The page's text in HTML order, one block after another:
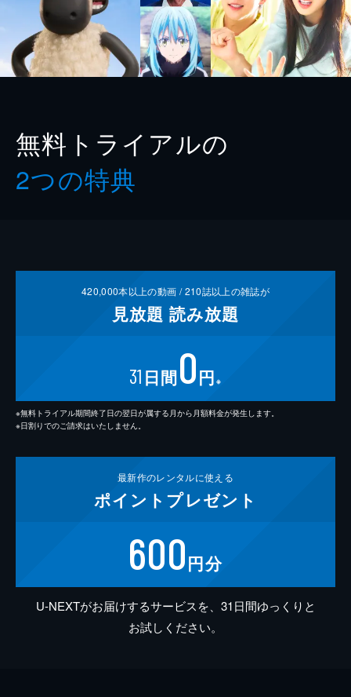
無料トライアルの
2つの特典
420,000本以上の動画 /210誌以上の雑誌が
見放題 読み放題
31 日間0円 ※
※無料トライアル期間終了日の翌日が属する月から月額料金が発生します。
※日割りでのご請求はいたしません。
最新作のレンタルに使える
ポイント プレゼント
600円分
U-NEXTがお届けするサービスを、31日間ゆっくりと
お試しください。